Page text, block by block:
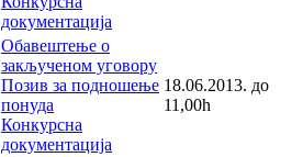
документација
Обавештење о
закљученом уговору
Позив за подношење
понуда
Конкурсна
документација
18.06.2013. до
11,00h